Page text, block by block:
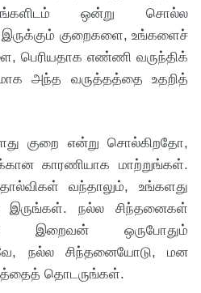
ஒன்று சொல்ல
இருக்கும் குறைகளை, உங்களைச்
பெரியதாக எண்ணி வருந்திக்
அந்த வருத்தத்தை உதறித்
குறை என்று சொல்கிறதோ,
காரணியாக மாற்றுங்கள்.
வந்தாலும், உங்களது
இருங்கள். நல்ல சிந்தனைகள்
இறைவன் ஒருபோதும்
நல்ல சிந்தனையோடு, மன
தொடருங்கள்.